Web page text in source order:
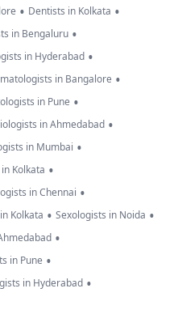
• Dentists in Kolkata •
in Bengaluru •
in Hyderabad •
in Bangalore •
in Pune •
in Ahmedabad •
in Mumbai •
Kolkata •
in Chennai •
Kolkata • Sexologists in Noida •
•
in Pune •
in Hyderabad •